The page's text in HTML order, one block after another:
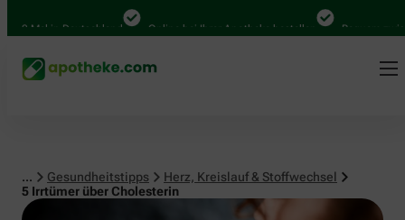
Mal in Deutschland Online bei Ihrer Apotheke bestellen Bequem
... Gesundheitstipps
Herz, Kreislauf & Stoffwechsel
5 Irrtümer über Cholesterin
Herz, Kreislauf & Stoffwechsel